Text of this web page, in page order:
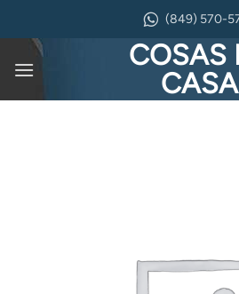
contenido
(849) 570-
COSAS
CASA